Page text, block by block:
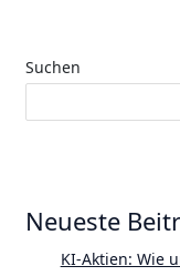
Suchen
Neueste
KI-Aktien: Wie